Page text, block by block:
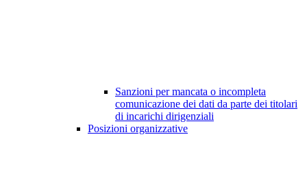
Sanzioni per mancata o incompleta
comunicazione dei dati da parte dei titolari
di incarichi dirigenziali
Posizioni organizzative